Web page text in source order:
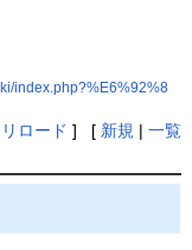
index.php?%E6%92%8
リロード ] [ 新規 | 一覧